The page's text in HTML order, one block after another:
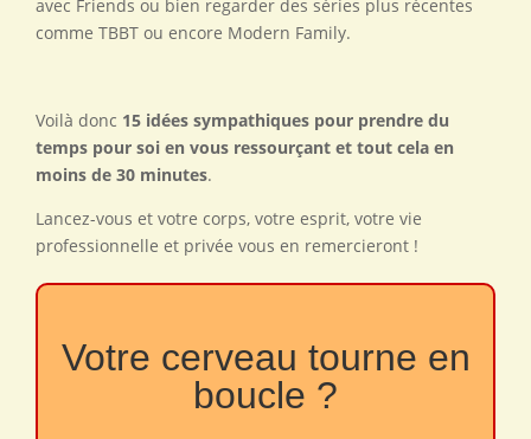
avec Friends ou bien regarder des séries plus récentes
comme TBBT ou encore Modern Family.
Voilà donc 15 idées sympathiques pour prendre du
temps pour soi en vous ressourçant et tout cela en
moins de 30 minutes.
Lancez-vous et votre corps, votre esprit, votre vie
professionnelle et privée vous en remercieront !
Votre cerveau tourne en
boucle ?